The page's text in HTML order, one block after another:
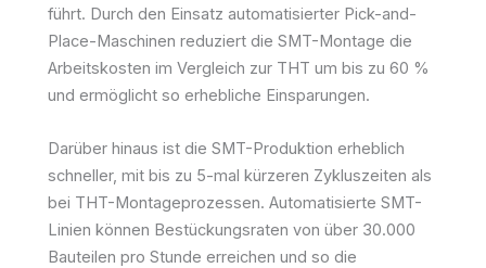
führt. Durch den Einsatz automatisierter Pick-and-
Place-Maschinen reduziert die SMT-Montage die
Arbeitskosten im Vergleich zur THT um bis zu 60 %
und ermöglicht so erhebliche Einsparungen.
Darüber hinaus ist die SMT-Produktion erheblich
schneller, mit bis zu 5-mal kürzeren Zykluszeiten als
bei THT-Montageprozessen. Automatisierte SMT-
Linien können Bestückungsraten von über 30.000
Bauteilen pro Stunde erreichen und so die